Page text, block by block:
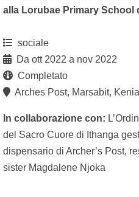
alla Lorubae Primary School
sociale
Da ott 2022 a nov 2022
Completato
Arches Post, Marsabit, Kenia
In collaborazione con:
del Sacro Cuore di Ithanga
dispensario di Archer’s Post,
sister Magdalene Njoka